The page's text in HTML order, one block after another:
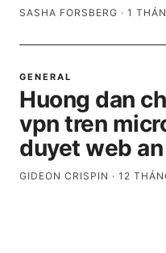
SASHA FORSBERG · 1
GENERAL
Huong dan
vpn tren
duyet web
GIDEON CRISPIN · 12